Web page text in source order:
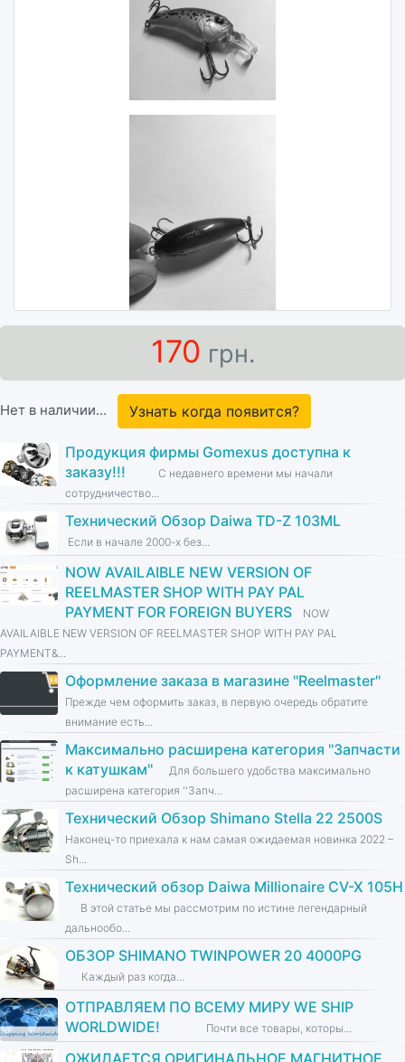
170 грн.
Нет в наличии... Узнать когда появится?
Продукция фирмы Gomexus доступна к
заказу!!!
С недавнего времени мы начали
сотрудничество...
Технический Обзор Daiwa TD-Z 103ML
Если в начале 2000-х без...
NOW AVAILAIBLE NEW VERSION OF
REELMASTER SHOP WITH PAY PAL
PAYMENT FOR FOREIGN BUYERS
NOW
AVAILAIBLE NEW VERSION OF REELMASTER SHOP WITH PAY PAL
PAYMENT&...
Оформление заказа в магазине ''Reelmaster''
Прежде чем оформить заказ, в первую очередь обратите
внимание есть...
Максимально расширена категория ''Запчасти
к катушкам''
Для большего удобства максимально
расширена категория ''Запч...
Технический Обзор Shimano Stella 22 2500S
Наконец-то приехала к нам самая ожидаемая новинка 2022 –
Sh...
Технический обзор Daiwa Millionaire CV-X 105H
В этой статье мы рассмотрим по истине легендарный
дальнообо...
ОБЗОР SHIMANO TWINPOWER 20 4000PG
Каждый раз когда...
ОТПРАВЛЯЕМ ПО ВСЕМУ МИРУ WE SHIP
WORLDWIDE!
Почти все товары, которы...